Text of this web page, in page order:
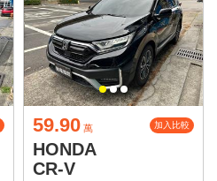
59.90 萬 加入比較
HONDA
CR-V